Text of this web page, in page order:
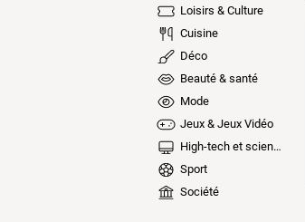
Loisirs & Culture
Cuisine
Déco
Beauté & santé
Mode
Jeux & Jeux Vidéo
High-tech et sciences
Sport
Société